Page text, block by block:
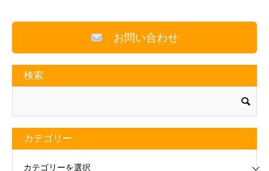
お問い合わせ
検索
カテゴリー